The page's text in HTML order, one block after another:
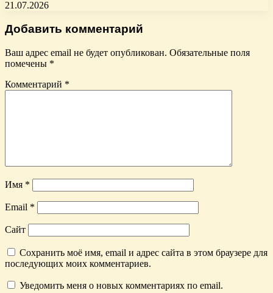
21.07.2026
Добавить комментарий
Ваш адрес email не будет опубликован. Обязательные поля
помечены *
Комментарий *
Имя *
Email *
Сайт
Сохранить моё имя, email и адрес сайта в этом браузере для
последующих моих комментариев.
Уведомить меня о новых комментариях по email.